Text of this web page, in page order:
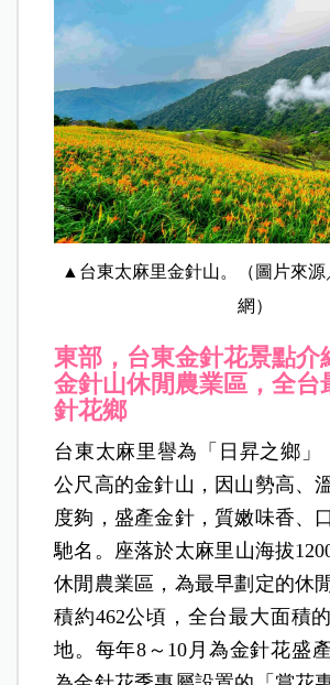
▲台東太麻里金針山。（圖片來源
網）
東部，台東金針花景點
金針山休閒農業區，全台
針花鄉
台東太麻里譽為「日昇之鄉」
公尺高的金針山，因山勢高、
度夠，盛產金針，質嫩味香、
馳名。座落於太麻里山海拔
休閒農業區，為最早劃定的休
積約462公頃，全台最大面積
地。每年8～10月為金針花盛